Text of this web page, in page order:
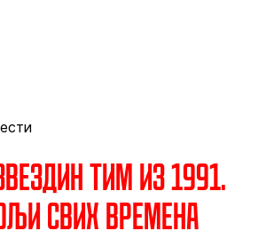
тим из 1991.
свих времена